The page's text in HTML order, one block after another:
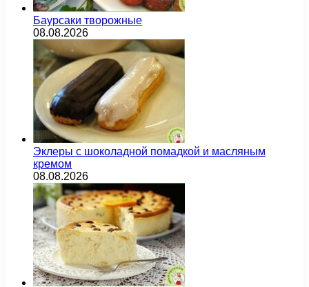
Баурсаки творожные
08.08.2026
Эклеры с шоколадной помадкой и масляным
кремом
08.08.2026